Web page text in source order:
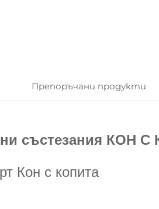
Препоръчани продукти
състезания КОН С
Кон с копита